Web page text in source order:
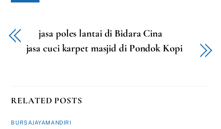
jasa poles lantai di Bidara Cina
jasa cuci karpet masjid di Pondok Kopi
RELATED POSTS
BURSAJAYAMANDIRI